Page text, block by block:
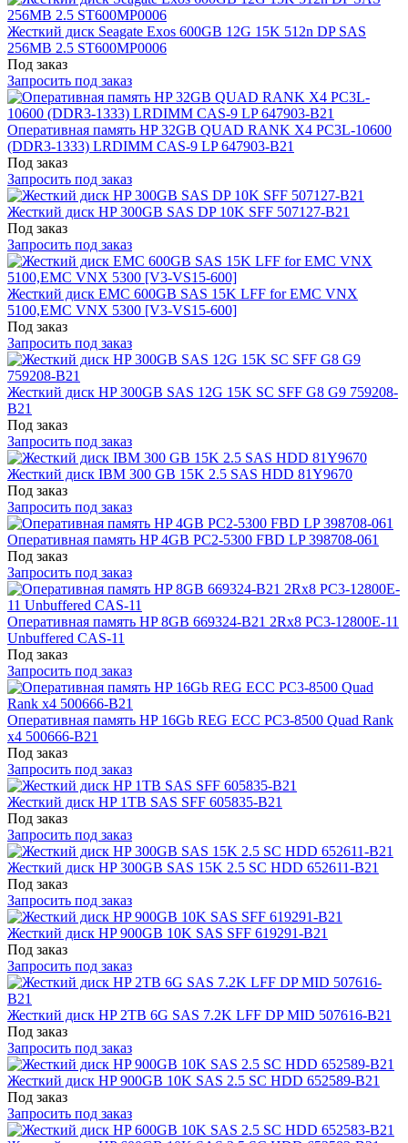
Жесткий диск Seagate Exos 600GB 12G 15K 512n DP SAS
256MB 2.5 ST600MP0006
Под заказ
Запросить под заказ
Оперативная память HP 32GB QUAD RANK X4 PC3L-10600
(DDR3-1333) LRDIMM CAS-9 LP 647903-B21
Под заказ
Запросить под заказ
Жесткий диск HP 300GB SAS DP 10K SFF 507127-B21
Под заказ
Запросить под заказ
Жесткий диск EMC 600GB SAS 15K LFF for EMC VNX
5100,EMC VNX 5300 [V3-VS15-600]
Под заказ
Запросить под заказ
Жесткий диск HP 300GB SAS 12G 15K SC SFF G8 G9 759208-
B21
Под заказ
Запросить под заказ
Жесткий диск IBM 300 GB 15K 2.5 SAS HDD 81Y9670
Под заказ
Запросить под заказ
Оперативная память HP 4GB PC2-5300 FBD LP 398708-061
Под заказ
Запросить под заказ
Оперативная память HP 8GB 669324-B21 2Rx8 PC3-12800E-11
Unbuffered CAS-11
Под заказ
Запросить под заказ
Оперативная память HP 16Gb REG ECC PC3-8500 Quad Rank
x4 500666-B21
Под заказ
Запросить под заказ
Жесткий диск HP 1TB SAS SFF 605835-B21
Под заказ
Запросить под заказ
Жесткий диск HP 300GB SAS 15K 2.5 SC HDD 652611-B21
Под заказ
Запросить под заказ
Жесткий диск HP 900GB 10K SAS SFF 619291-B21
Под заказ
Запросить под заказ
Жесткий диск HP 2TB 6G SAS 7.2K LFF DP MID 507616-B21
Под заказ
Запросить под заказ
Жесткий диск HP 900GB 10K SAS 2.5 SC HDD 652589-B21
Под заказ
Запросить под заказ